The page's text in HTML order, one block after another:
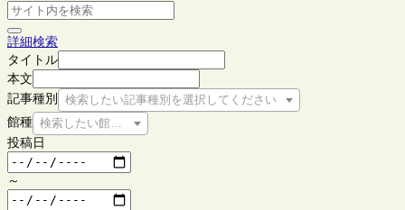
詳細検索
タイトル
本文
記事種別
検索したい記事種別を選択してください
館種 検索したい館種を選択してください
投稿日
～